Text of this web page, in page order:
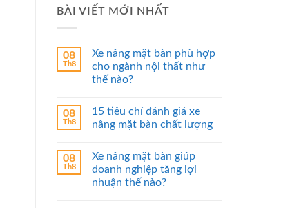
BÀI VIẾT MỚI NHẤT
08
Th8
Xe nâng mặt bàn phù hợp
cho ngành nội thất như
thế nào?
08
Th8
15 tiêu chí đánh giá xe
nâng mặt bàn chất lượng
08
Th8
Xe nâng mặt bàn giúp
doanh nghiệp tăng lợi
nhuận thế nào?